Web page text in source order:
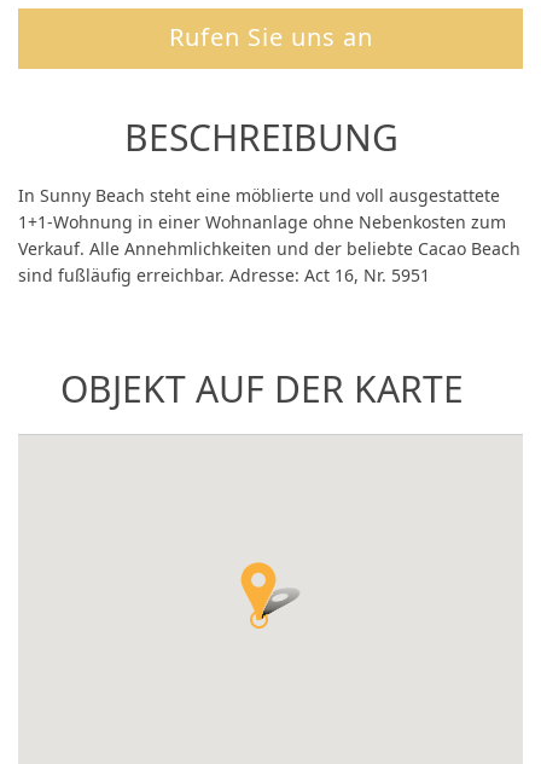
Rufen Sie uns an
BESCHREIBUNG
In Sunny Beach steht eine möblierte und voll ausgestattete
1+1-Wohnung in einer Wohnanlage ohne Nebenkosten zum
Verkauf. Alle Annehmlichkeiten und der beliebte Cacao Beach
sind fußläufig erreichbar. Adresse: Act 16, Nr. 5951
OBJEKT AUF DER KARTE